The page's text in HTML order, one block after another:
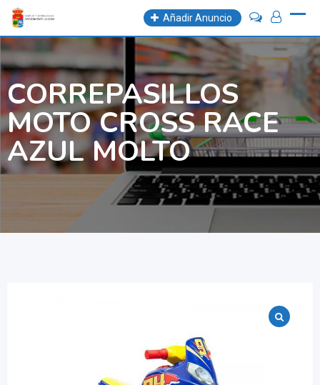
Skip
content
Añadir Anuncio
CORREPASILLOS
MOTO CROSS RACE
AZUL MOLTO